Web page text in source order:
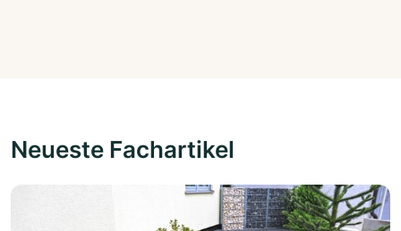
Neueste Fachartikel